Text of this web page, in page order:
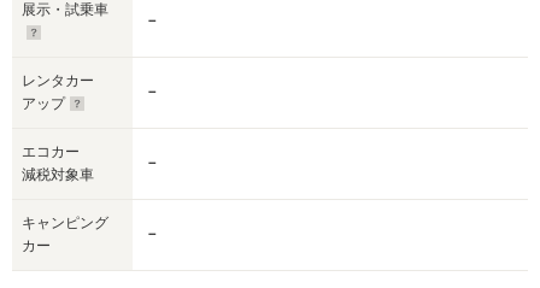
展示・試乗車
－
レンタカー
アップ
－
エコカー
減税対象車
－
キャンピング
カー
－